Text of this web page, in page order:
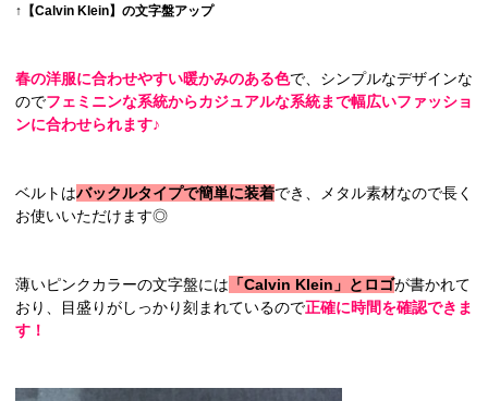
↑【Calvin Klein】の文字盤アップ
春の洋服に合わせやすい暖かみのある色で、シンプルなデザインな
のでフェミニンな系統からカジュアルな系統まで幅広いファッショ
ンに合わせられます♪
ベルトはバックルタイプで簡単に装着でき、メタル素材なので長く
お使いいただけます◎
薄いピンクカラーの文字盤には 「Calvin Klein」とロゴが書かれて
おり、目盛りがしっかり刻まれているので正確に時間を確認できま
す！